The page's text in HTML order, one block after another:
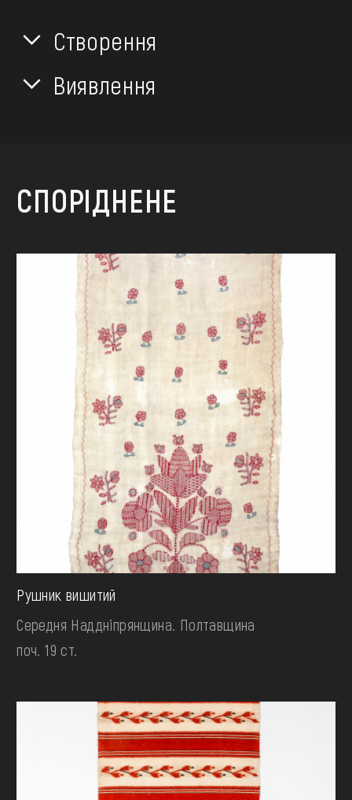
Створення
Виявлення
СПОРІДНЕНЕ
Рушник вишитий
Середня Наддніпрянщина. Полтавщина
поч. 19 ст.